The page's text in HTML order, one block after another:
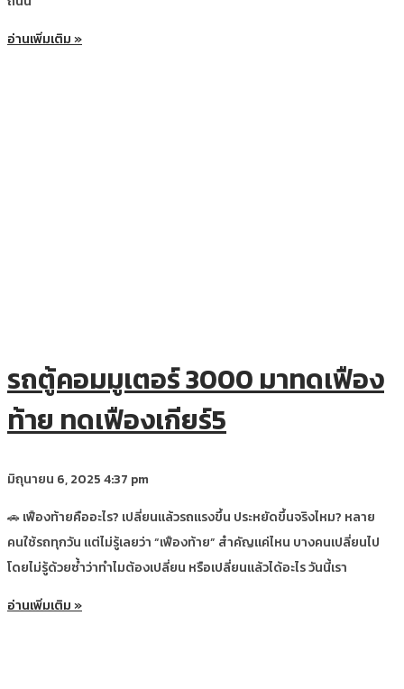
อ่านเพิ่มเติม »
รถตู้คอมมูเตอร์ 3000 มาทดเฟือง
ท้าย ทดเฟืองเกียร์5
มิถุนายน 6, 20254:37 pm
🚗 เฟืองท้ายคืออะไร? เปลี่ยนแล้วรถแรงขึ้น ประหยัดขึ้นจริงไหม? หลาย
คนใช้รถทุกวัน แต่ไม่รู้เลยว่า “เฟืองท้าย” สำคัญแค่ไหน บางคนเปลี่ยนไป
โดยไม่รู้ด้วยซ้ำว่าทำไมต้องเปลี่ยน หรือเปลี่ยนแล้วได้อะไร วันนี้เรา
อ่านเพิ่มเติม »